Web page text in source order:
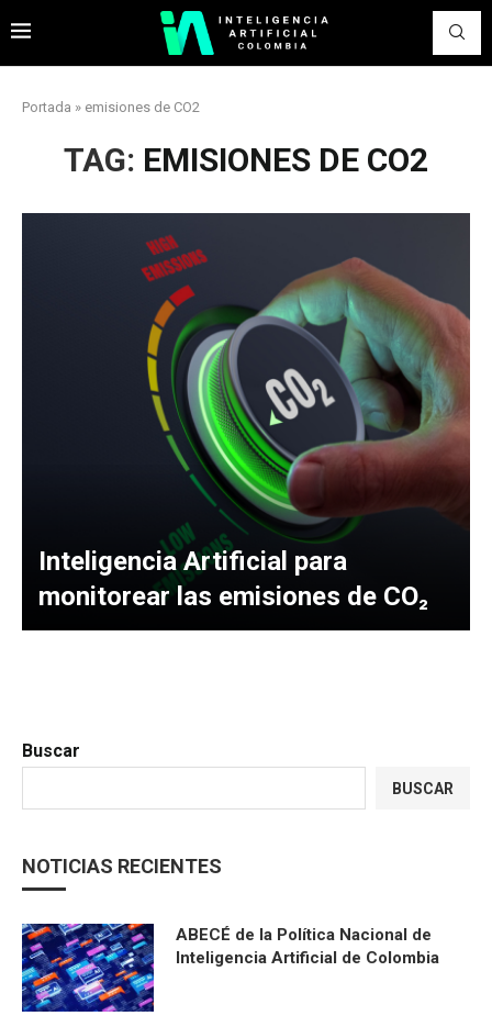
Portada » emisiones de CO2
TAG: EMISIONES DE CO2
Inteligencia Artificial para
monitorear las emisiones de CO₂
Buscar
BUSCAR
NOTICIAS RECIENTES
ABECÉ de la Política Nacional de
Inteligencia Artificial de Colombia